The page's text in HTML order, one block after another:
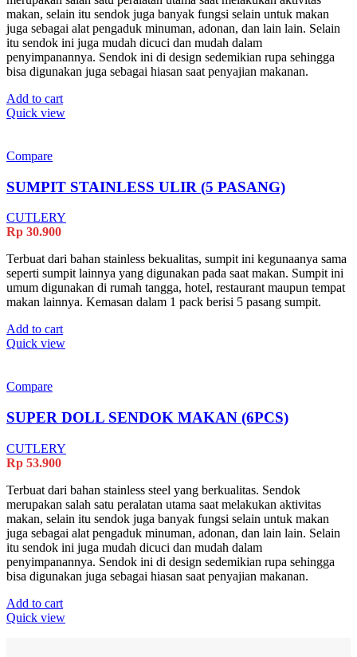
makan, selain itu sendok juga banyak fungsi selain untuk makan
juga sebagai alat pengaduk minuman, adonan, dan lain lain. Selain
itu sendok ini juga mudah dicuci dan mudah dalam
penyimpanannya. Sendok ini di design sedemikian rupa sehingga
bisa digunakan juga sebagai hiasan saat penyajian makanan.
Add to cart
Quick view
Compare
SUMPIT STAINLESS ULIR (5 PASANG)
CUTLERY
Rp 30.900
Terbuat dari bahan stainless bekualitas, sumpit ini kegunaanya sama
seperti sumpit lainnya yang digunakan pada saat makan. Sumpit ini
umum digunakan di rumah tangga, hotel, restaurant maupun tempat
makan lainnya. Kemasan dalam 1 pack berisi 5 pasang sumpit.
Add to cart
Quick view
Compare
SUPER DOLL SENDOK MAKAN (6PCS)
CUTLERY
Rp 53.900
Terbuat dari bahan stainless steel yang berkualitas. Sendok
merupakan salah satu peralatan utama saat melakukan aktivitas
makan, selain itu sendok juga banyak fungsi selain untuk makan
juga sebagai alat pengaduk minuman, adonan, dan lain lain. Selain
itu sendok ini juga mudah dicuci dan mudah dalam
penyimpanannya. Sendok ini di design sedemikian rupa sehingga
bisa digunakan juga sebagai hiasan saat penyajian makanan.
Add to cart
Quick view